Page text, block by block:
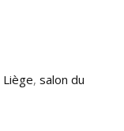
Liège, salon du